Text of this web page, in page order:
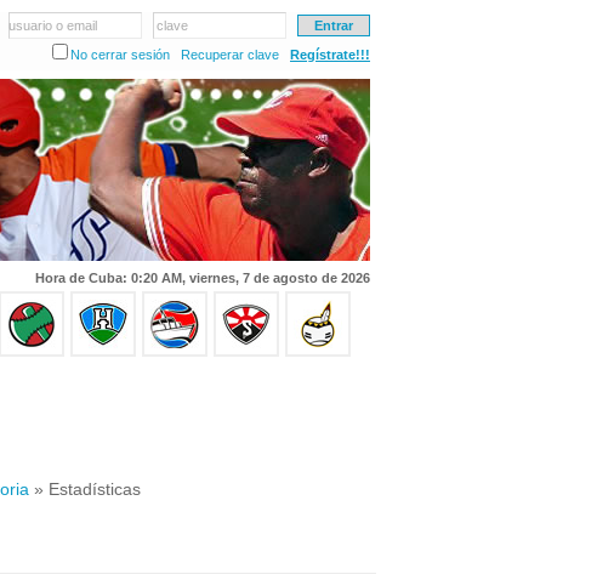
usuario o email
clave
No cerrar sesión
Recuperar clave Regístrate!!!
Hora de Cuba: 0:20 AM, viernes, 7 de agosto de 2026
» Estadísticas